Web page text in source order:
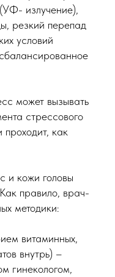
излучение),
резкий перепад
условий
может вызывать
стрессового
проходит, как
и кожи головы
правило, врач-
методики:
витаминных,
внутрь) –
гинекологом,